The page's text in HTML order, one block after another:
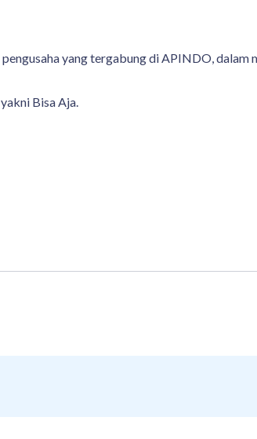
yang tergabung di APINDO, dalam
Bisa Aja.